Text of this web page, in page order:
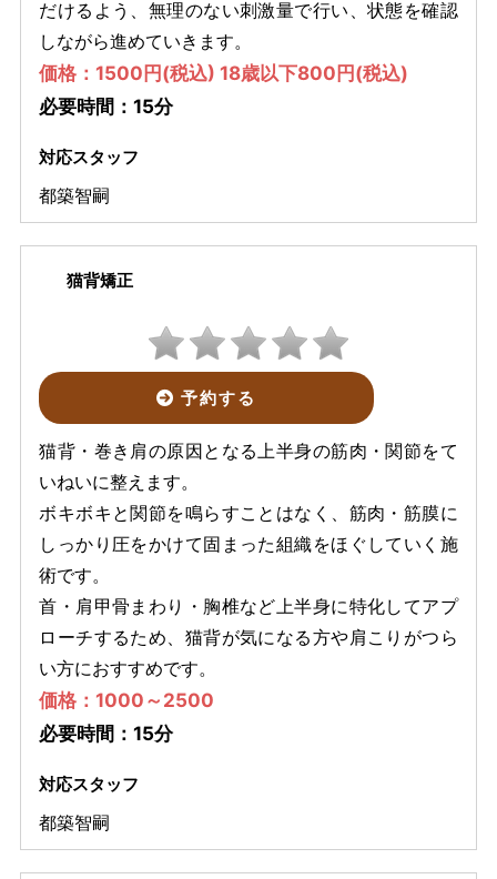
だけるよう、無理のない刺激量で行い、状態を確認
しながら進めていきます。
価格：1500円(税込) 18歳以下800円(税込)
必要時間：15分
対応スタッフ
都築智嗣
猫背矯正
予約する
猫背・巻き肩の原因となる上半身の筋肉・関節をて
いねいに整えます。
ボキボキと関節を鳴らすことはなく、筋肉・筋膜に
しっかり圧をかけて固まった組織をほぐしていく施
術です。
首・肩甲骨まわり・胸椎など上半身に特化してアプ
ローチするため、猫背が気になる方や肩こりがつら
い方におすすめです。
価格：1000～2500
必要時間：15分
対応スタッフ
都築智嗣